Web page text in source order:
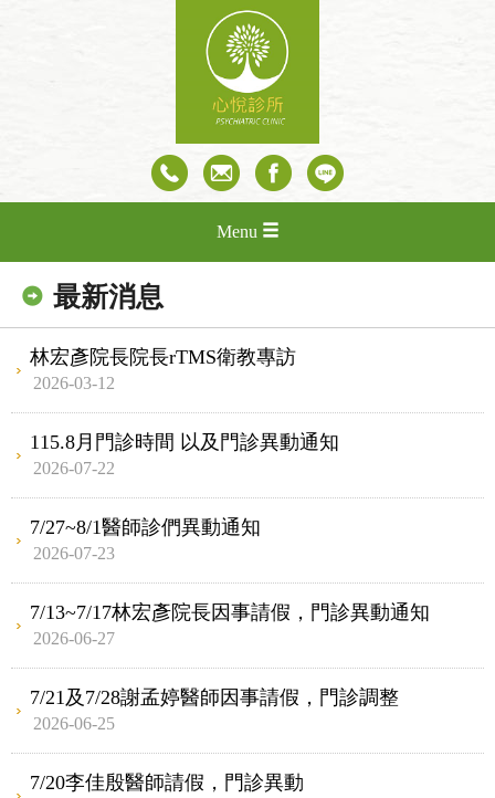
Menu
最新消息
林宏彥院長院長rTMS衛教專訪
2026-03-12
115.8月門診時間 以及門診異動通知
2026-07-22
7/27~8/1醫師診們異動通知
2026-07-23
7/13~7/17林宏彥院長因事請假，門診異動通知
2026-06-27
7/21及7/28謝孟婷醫師因事請假，門診調整
2026-06-25
7/20李佳殷醫師請假，門診異動